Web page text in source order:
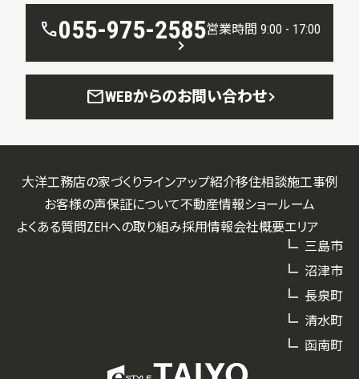
call055-975-2585営業時間 9:00 - 17:00
mailWEBからのお問い合わせ
大洋工務店の家づくりラインアップ紹介移住相談施工事例
お客様の声保証について不動産情報ショールーム
よくある質問ZEHへの取り組み採用情報会社概要エリア
三島市
沼津市
長泉町
清水町
函南町